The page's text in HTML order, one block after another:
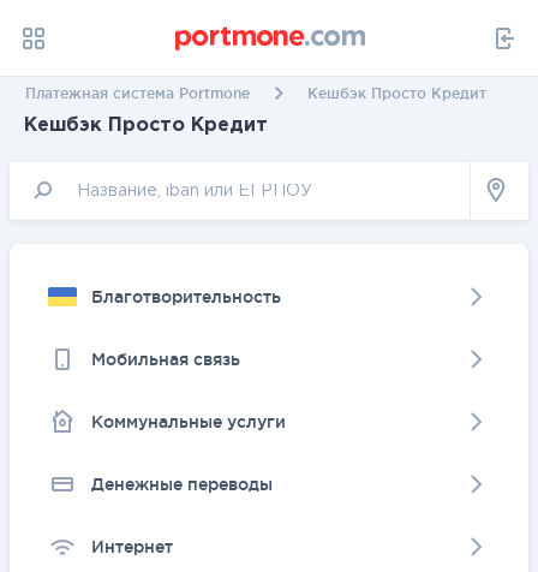
Платежная система Portmone Кешбэк Просто Кредит
Кешбэк Просто Кредит
Благотворительность
Мобильная связь
Коммунальные услуги
Денежные переводы
Интернет